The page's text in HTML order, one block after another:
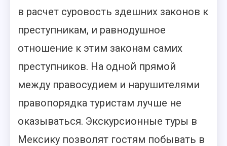
в расчет суровость здешних законов к
преступникам, и равнодушное
отношение к этим законам самих
преступников. На одной прямой
между правосудием и нарушителями
правопорядка туристам лучше не
оказываться. Экскурсионные туры в
Мексику позволят гостям побывать в